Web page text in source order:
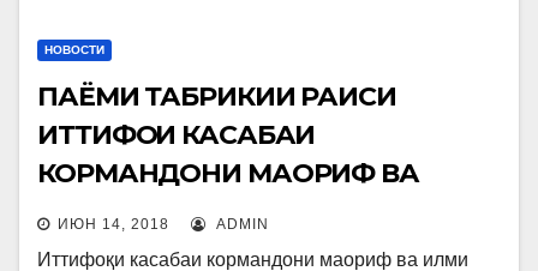
НОВОСТИ
ПАЁМИ ТАБРИКИИ РАИСИ
ИТТИФОҚИ КАСАБАИ
КОРМАНДОНИ МАОРИФ ВА
ИЛМИ ҶУМҲУРИИ ТОҶИКИСТОН
БА МУНОСИБАТИ ИДИ САИДИ
ИЮН 14, 2018 ADMIN
Иттифоқи касабаи кормандони маориф ва илми